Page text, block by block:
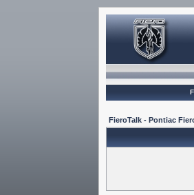
FieroTalk - Pontiac